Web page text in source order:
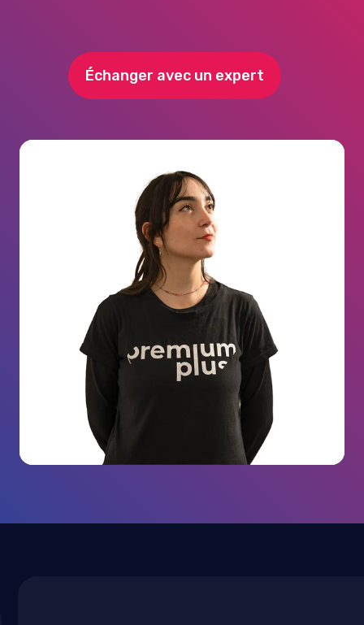
Échanger avec un expert